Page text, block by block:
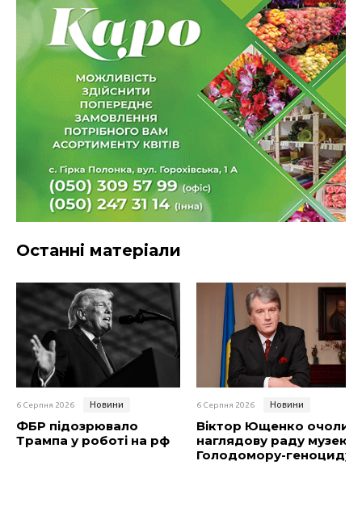
Останні матеріали
6 Серпня 2026 Новини
ФБР підозрювало
Трампа у роботі на рф
6 Серпня 2026 Новини
Віктор Ющенко очолив
наглядову раду музею
Голодомору-геноциду